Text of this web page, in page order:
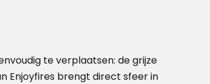
te verplaatsen: de grijze
Enjoyfires brengt direct sfeer in